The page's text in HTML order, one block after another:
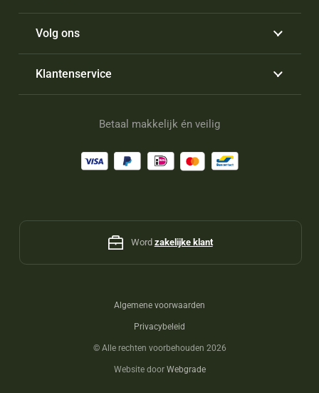
Volg ons
Klantenservice
Betaal makkelijk én veilig
Word zakelijke klant
Algemene voorwaarden
Privacybeleid
© Alle rechten voorbehouden 2026
Website door Webgrade